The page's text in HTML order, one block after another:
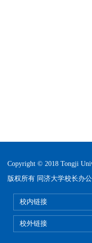
Copyright © 2018 Tongji
版权所有 同济大学校长办